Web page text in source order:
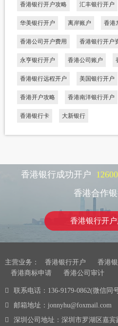
香港银行开户攻略 汇丰银行开户
华美银行开户 离岸账户 香港
香港公司开户费用 香港银行开户
永亨银行开户 香港公司账户
香港银行远程开户 美国银行开户
香港开户攻略 香港南洋银行开户
香港银行卡 大新银行
香港银行成功开户 12600
香港合作
香港银行开
主营业务： 香港银行开户 香港
香港商标申请
香港公司审计
联系电话：136-9179-0862(微信同
邮箱地址：jonnyhu@foxmail.com
深圳公司地址：深圳市罗湖区嘉宾